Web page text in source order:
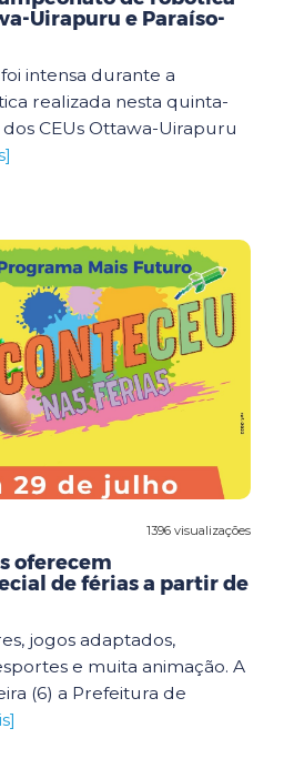
Uirapuru e Paraíso-
intensa durante a
realizada nesta quinta-
CEUs Ottawa-Uirapuru
1396 visualizações
oferecem
de férias a partir de
jogos adaptados,
e muita animação. A
(6) a Prefeitura de